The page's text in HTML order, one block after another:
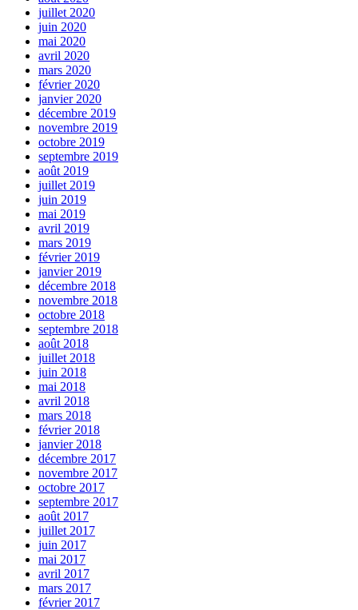
juillet 2020
juin 2020
mai 2020
avril 2020
mars 2020
février 2020
janvier 2020
décembre 2019
novembre 2019
octobre 2019
septembre 2019
août 2019
juillet 2019
juin 2019
mai 2019
avril 2019
mars 2019
février 2019
janvier 2019
décembre 2018
novembre 2018
octobre 2018
septembre 2018
août 2018
juillet 2018
juin 2018
mai 2018
avril 2018
mars 2018
février 2018
janvier 2018
décembre 2017
novembre 2017
octobre 2017
septembre 2017
août 2017
juillet 2017
juin 2017
mai 2017
avril 2017
mars 2017
février 2017